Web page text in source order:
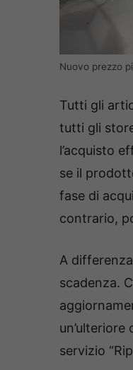
Nuovo prezzo
Tutti gli
tutti gli
l’acquisto
se il
fase di
contrario,
A
scadenza.
servizio